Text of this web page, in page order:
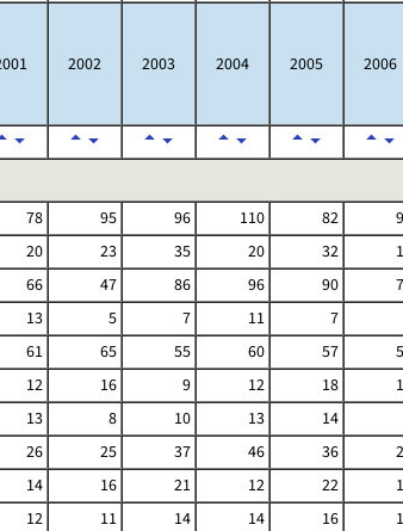
2002 2003 2004 2005 2006
78 95 96 110 82
20 23 35 20 32
66 47 86 96 90
13 5 7 11
7
61 65 55 60 57
12 16 9 12 18
13 8 10 13
14
26 25 37 46 36
14 16 21 12 22
12 11 14 14 16